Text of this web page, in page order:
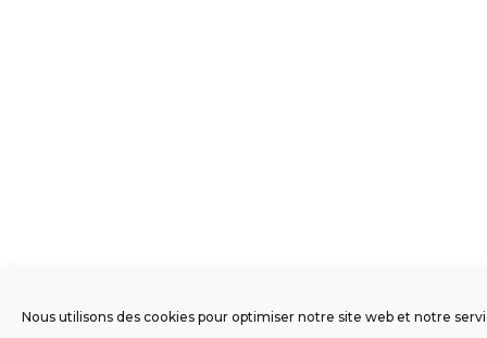
Nous utilisons des cookies pour optimiser notre site web et notre